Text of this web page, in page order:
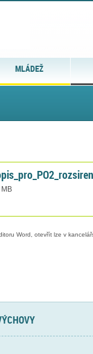
MLÁDEŽ
Word, otevřít lze v